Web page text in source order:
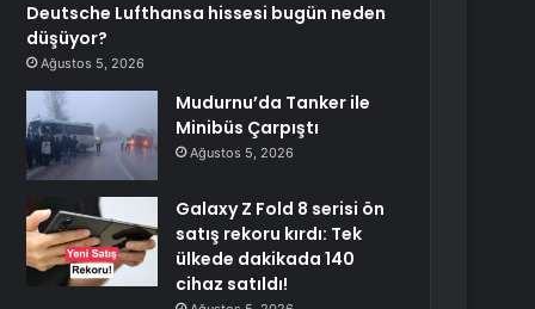
Deutsche Lufthansa hissesi bugün neden
düşüyor?
Ağustos 5, 2026
Mudurnu’da Tanker ile
Minibüs Çarpıştı
Ağustos 5, 2026
Galaxy Z Fold 8 serisi ön
satış rekoru kırdı: Tek
ülkede dakikada 140
cihaz satıldı!